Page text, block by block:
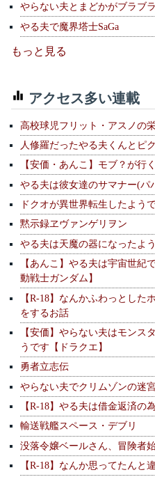
やらない夫とまどかがブラブ
やる夫で魔界塔士SaGa
もっと見る
アクセス多い連載
高校球児フリット・アスノの
人修羅だったやる夫くんとピ
【安価・あんこ】モブ？が行
やる夫は彼女達のサマナー(パ
ドクオが異世界転生したよう
黙示録ヱヴァンゲリヲン
やる夫は天魔の器になったよ
【あんこ】やる夫は宇宙世紀
動戦士ガンダム】
【R-18】なんかふわっとした
をするお話
【安価】やらない夫はモンス
うです【ドラクエ】
勇者立志伝
やらない夫でクリムゾンの迷宮
【R-18】やる夫は借金返済の
輸送戦艦スペース・デブリ
没落令嬢ベールさん、冒険者
【R-18】なんか思ってたんと